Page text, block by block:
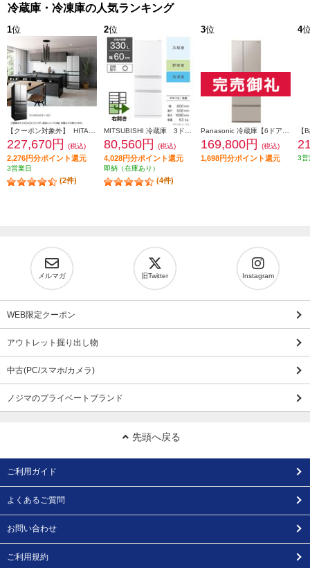
冷蔵庫・冷凍庫の人気ランキング
1位
227,670円 (税込)
2,276円分ポイント還元
3営業日
(2件)
2位
80,560円 (税込)
4,028円分ポイント還元
即納（在庫あり）
(4件)
3位
169,800円 (税込)
1,698円分ポイント還元
4
3営
メルマガ 旧Twitter Instagram
WEB限定クーポン
アウトレット掘り出し物
中古(PC/スマホ/カメラ)
ノジマのプライベートブランド
先頭へ戻る
ご利用ガイド
よくあるご質問
お問い合わせ
ご利用規約